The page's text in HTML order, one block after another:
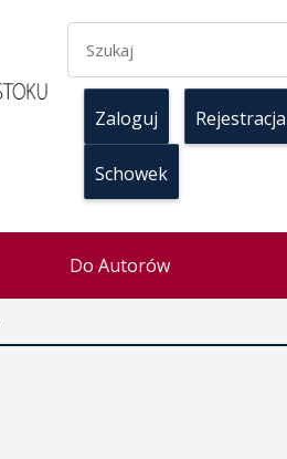
Zaloguj Rejestracja
Schowek
Do Autorów